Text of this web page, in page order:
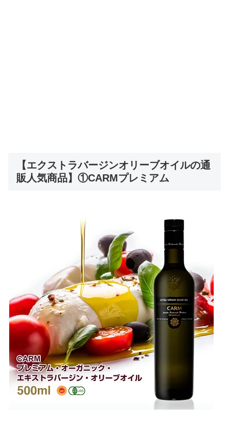
【エクストラバージンオリーブオイルの通
販人気商品】①CARMプレミアム